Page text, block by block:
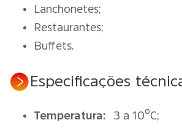
Lanchonetes;
Restaurantes;
Buffets.
Especificações
Temperatura:
3 a 10ºC;